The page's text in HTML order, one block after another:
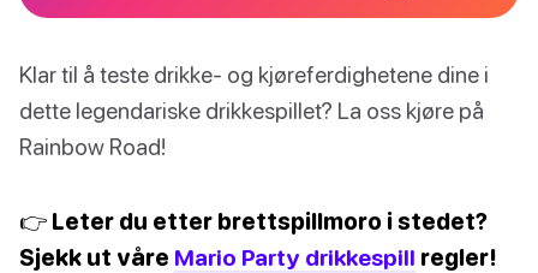
Klar til å teste drikke- og kjøreferdighetene dine i
dette legendariske drikkespillet? La oss kjøre på
Rainbow Road!
👉 Leter du etter brettspillmoro i stedet?
Sjekk ut våre Mario Party drikkespill regler!